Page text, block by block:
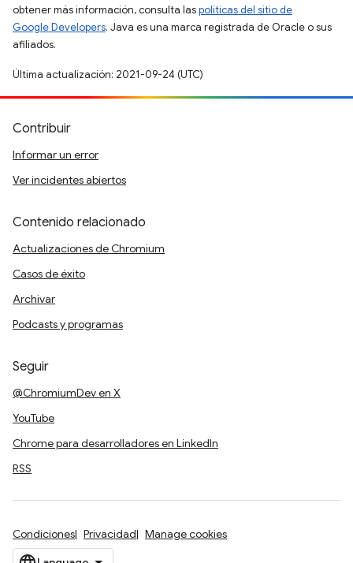
obtener más información, consulta laspolíticas del sitio de
Google Developers. Java es una marca registrada de Oracle o sus
afiliados.
Última actualización: 2021-09-24 (UTC)
Contribuir
Informar un error
Ver incidentes abiertos
Contenido relacionado
Actualizaciones de Chromium
Casos de éxito
Archivar
Podcasts y programas
Seguir
@ChromiumDev en X
YouTube
Chrome para desarrolladores en LinkedIn
RSS
Condiciones Privacidad Manage cookies